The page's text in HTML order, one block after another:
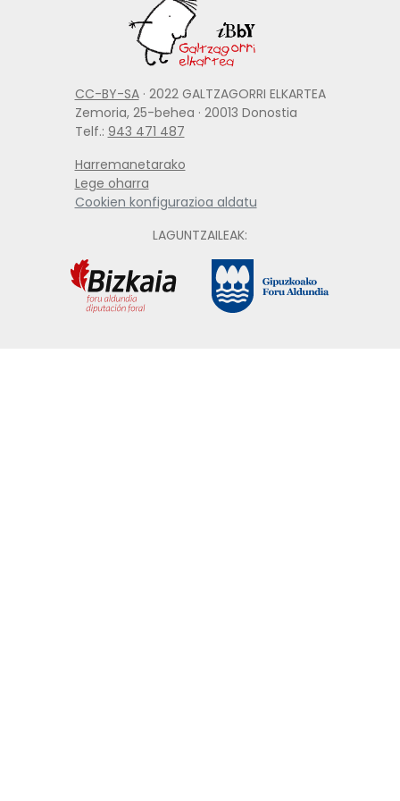
CC-BY-SA· 2022 GALTZAGORRI ELKARTEA
Zemoria, 25-behea · 20013 Donostia
Telf.: 943 471 487
Harremanetarako
Lege oharra
Cookien konfigurazioa aldatu
LAGUNTZAILEAK: